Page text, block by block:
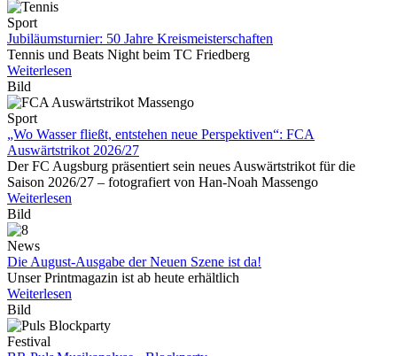
Sport
Jubiläumsturnier: 50 Jahre Kreismeisterschaften
Tennis und Beats Night beim TC Friedberg
Weiterlesen
Bild
Sport
„Wo Wasser fließt, entstehen neue Perspektiven“: FCA
Auswärtstrikot 2026/27
Der FC Augsburg präsentiert sein neues Auswärtstrikot für die
Saison 2026/27 – fotografiert von Han-Noah Massengo
Weiterlesen
Bild
News
Die August-Ausgabe der Neuen Szene ist da!
Unser Printmagazin ist ab heute erhältlich
Weiterlesen
Bild
Festival